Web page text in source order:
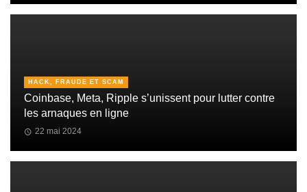
HACK, FRAUDE ET SCAM
Coinbase, Meta, Ripple s’unissent pour lutter contre
les arnaques en ligne
22 mai 2024